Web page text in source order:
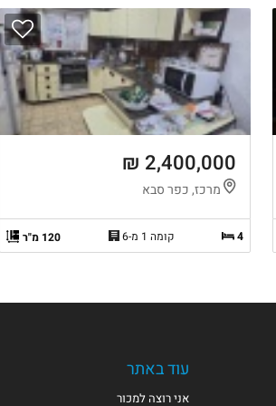
2,400,000 ₪
מרכז, כפר סבא
4 קומה 1 מ-6 120 מ"ר
עוד באתר
אני רוצה למכור